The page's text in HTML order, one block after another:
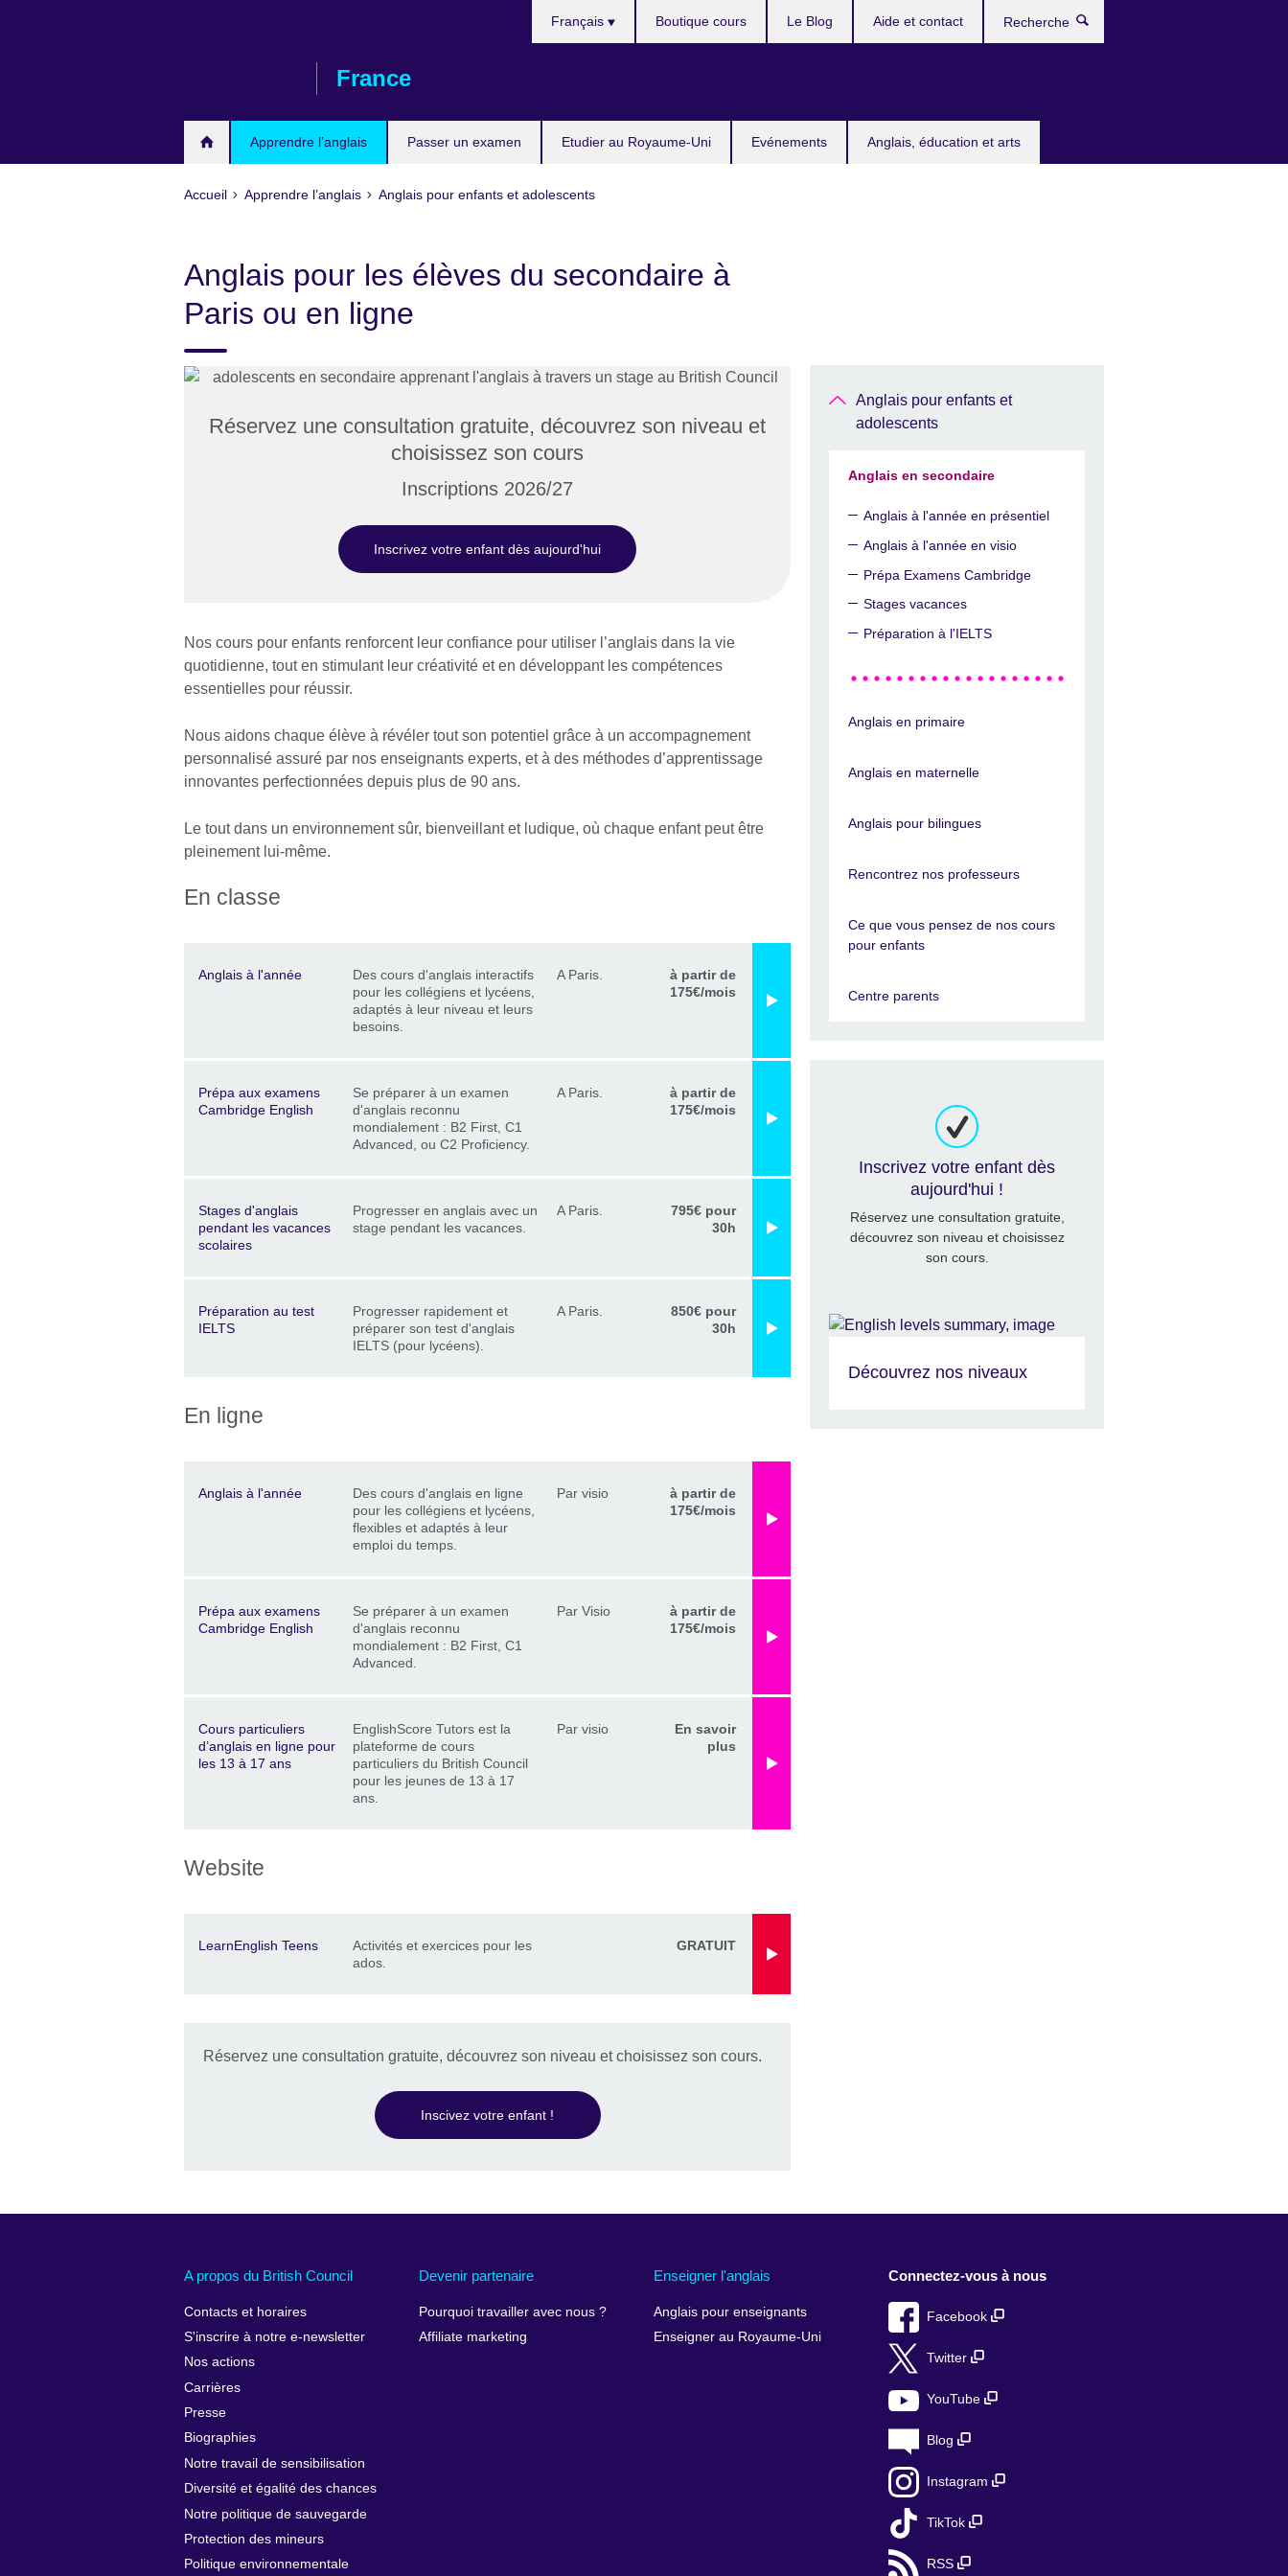
France
Apprendre l’anglais Passer un examen Etudier au Royaume-Uni Evénements Anglais, éducation et arts
Français Boutique cours Le Blog Aide et contact
Accueil Apprendre l’anglais Anglais pour enfants et adolescents
Anglais pour les élèves du secondaire à
Paris ou en ligne
Réservez une consultation gratuite, découvrez son niveau et
choisissez son cours
Inscriptions 2026/27
Inscrivez votre enfant dès aujourd'hui
Nos cours pour enfants renforcent leur confiance pour utiliser l’anglais dans la vie
quotidienne, tout en stimulant leur créativité et en développant les compétences
essentielles pour réussir.
Nous aidons chaque élève à révéler tout son potentiel grâce à un accompagnement
personnalisé assuré par nos enseignants experts, et à des méthodes d’apprentissage
innovantes perfectionnées depuis plus de 90 ans.
Le tout dans un environnement sûr, bienveillant et ludique, où chaque enfant peut être
pleinement lui-même.
En classe
Anglais à l'année
Des cours d'anglais interactifs
pour les collégiens et lycéens,
adaptés à leur niveau et leurs
besoins.
A Paris.
à partir de
175€/mois
Prépa aux examens
Cambridge English
Se préparer à un examen
d'anglais reconnu
mondialement : B2 First, C1
Advanced, ou C2 Proficiency.
A Paris.
à partir de
175€/mois
Stages d'anglais
pendant les vacances
scolaires
Progresser en anglais avec un
stage pendant les vacances.
A Paris.
795€ pour
30h
Préparation au test
IELTS
Progresser rapidement et
préparer son test d'anglais
IELTS (pour lycéens).
A Paris.
850€ pour
30h
En ligne
Anglais à l'année
Des cours d'anglais en ligne
pour les collégiens et lycéens,
flexibles et adaptés à leur
emploi du temps.
Par visio
à partir de
175€/mois
Prépa aux examens
Cambridge English
Se préparer à un examen
d'anglais reconnu
mondialement : B2 First, C1
Advanced.
Par Visio
à partir de
175€/mois
Cours particuliers
d’anglais en ligne pour
les 13 à 17 ans
EnglishScore Tutors est la
plateforme de cours
particuliers du British Council
pour les jeunes de 13 à 17
ans.
Par visio
En savoir
plus
Website
LearnEnglish Teens
Activités et exercices pour les
ados.
GRATUIT
Réservez une consultation gratuite, découvrez son niveau et choisissez son cours.
Inscivez votre enfant !
Anglais pour enfants et
adolescents
Anglais en secondaire
Anglais à l'année en présentiel
Anglais à l'année en visio
Prépa Examens Cambridge
Stages vacances
Préparation à l'IELTS
Anglais en primaire
Anglais en maternelle
Anglais pour bilingues
Rencontrez nos professeurs
Ce que vous pensez de nos cours
pour enfants
Centre parents
Inscrivez votre enfant dès
aujourd'hui !
Réservez une consultation gratuite,
découvrez son niveau et choisissez
son cours.
Découvrez nos niveaux
A propos du British Council
Contacts et horaires
S'inscrire à notre e-newsletter
Nos actions
Carrières
Presse
Biographies
Notre travail de sensibilisation
Diversité et égalité des chances
Notre politique de sauvegarde
Protection des mineurs
Politique environnementale
Devenir partenaire
Pourquoi travailler avec nous ?
Affiliate marketing
Enseigner l'anglais
Anglais pour enseignants
Enseigner au Royaume-Uni
Connectez-vous à nous
Facebook
Twitter
YouTube
Blog
Instagram
TikTok
RSS